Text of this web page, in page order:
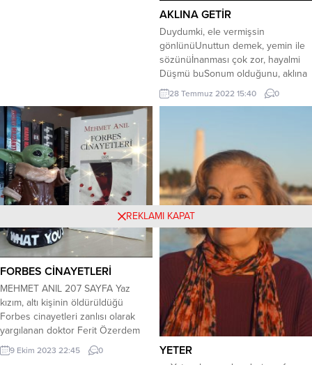
AKLINA GETİR
Duydumki, ele vermişsin
gönlünüUnuttun demek, yemin ile
sözünüİnanması çok zor, hayalmi
Düşmü buSonum olduğunu, aklına
getir zalim Bilemedim, bu aşkın
sonunuGöremedim bak, yalan
oyunuSonum olduğunu, aklına getir
artık neye yararkiBütün umudumu
ona bağladımBende gülecek
yüzmü bıraktı Anamdan doğalı, bir
günmü gördümDertle...
28 Temmuz 2022 15:40 0
FORBES CİNAYETLERİ
MEHMET ANIL 207 SAYFA Yaz
kızım, altı kişinin öldürüldüğü
Forbes cinayetleri zanlısı olarak
yargılanan doktor Ferit Özerdem
artık ölmeye başladığı için gelip
teslim olmuştur… Diyeceğim başka
9 Ekim 2023 22:45 0 YETER
REKLAMI KAPAT